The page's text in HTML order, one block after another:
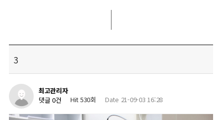
3
최고관리자
댓글 0건
Hit 530회 Date 21-09-03 16:28